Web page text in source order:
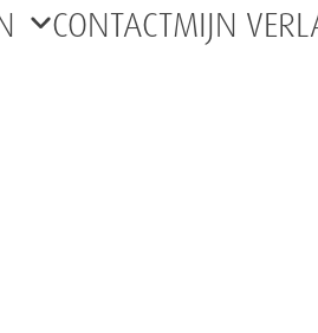
CONTACTMIJN